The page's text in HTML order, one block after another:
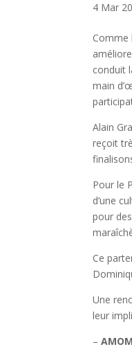
4 Mar
Comme
conduit
main
Alain
reçoit
Pour le
d’une
pour
Ce
Une
leur
–